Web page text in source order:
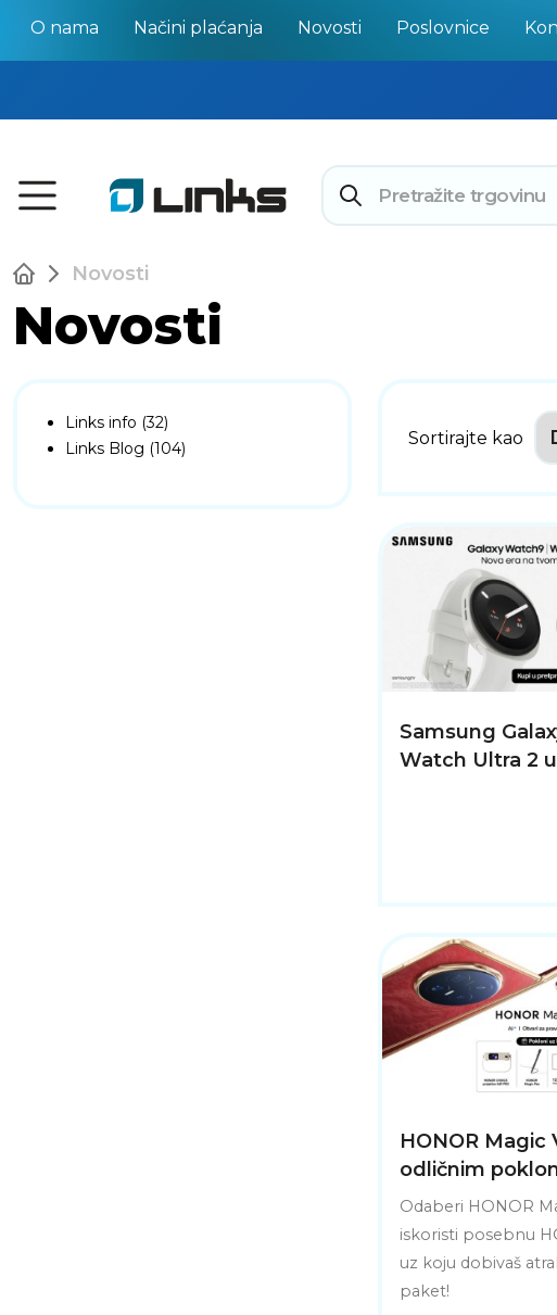
O nama Načini plaćanja Novosti Poslovnice
Novosti
Novosti
Links info (32)
Links Blog (104)
Sortirajte kao
Samsung
Watch Ultra 2
HONOR Magic
odličnim
Odaberi HONOR
iskoristi posebnu
uz koju dobivaš
paket!